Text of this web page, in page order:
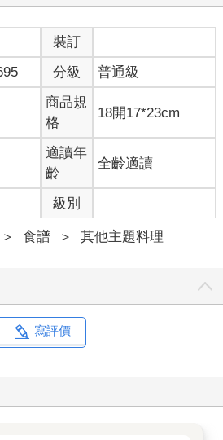
裝訂
分級 普通級
商品規
格
18開17*23cm
適讀年
齡
全齡適讀
級別
＞ 食譜 ＞ 其他主題料理
寫評價